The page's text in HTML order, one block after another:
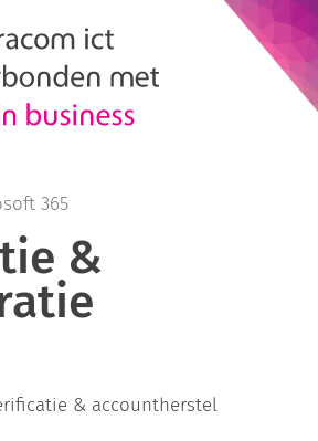
365
&
& accountherstel